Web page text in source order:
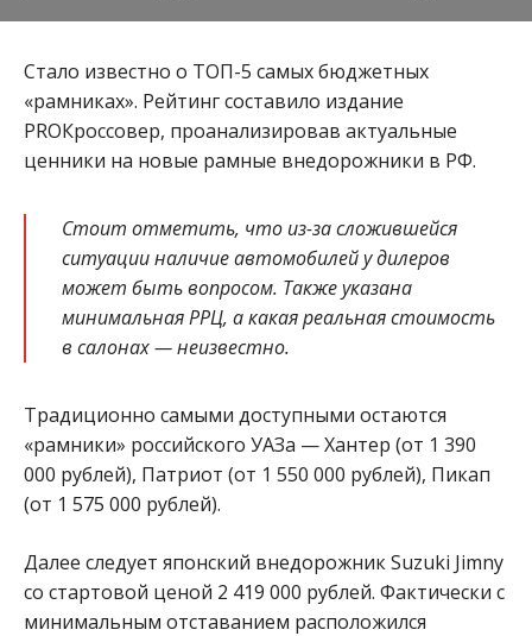
Стало известно о ТОП-5 самых бюджетных
«рамниках». Рейтинг составило издание
PROКроссовер, проанализировав актуальные
ценники на новые рамные внедорожники в РФ.
Стоит отметить, что из-за сложившейся
ситуации наличие автомобилей у дилеров
может быть вопросом. Также указана
минимальная РРЦ, а какая реальная стоимость
в салонах — неизвестно.
Традиционно самыми доступными остаются
«рамники» российского УАЗа — Хантер (от 1 390
000 рублей), Патриот (от 1 550 000 рублей), Пикап
(от 1 575 000 рублей).
Далее следует японский внедорожник Suzuki Jimny
со стартовой ценой 2 419 000 рублей. Фактически с
минимальным отставанием расположился